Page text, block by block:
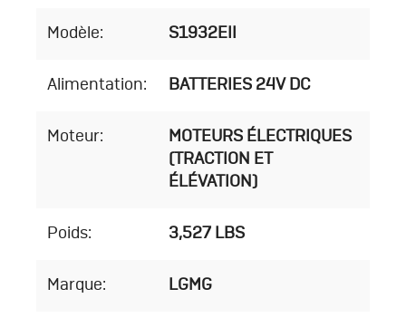
Modèle: S1932EII
Alimentation: BATTERIES 24V DC
Moteur:
MOTEURS ÉLECTRIQUES
(TRACTION ET
ÉLÉVATION)
Poids: 3,527 LBS
Marque: LGMG